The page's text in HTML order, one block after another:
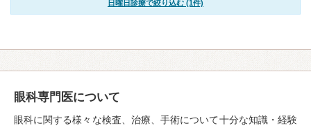
日曜日診療で絞り込む (1件)
眼科専門医について
眼科に関する様々な検査、治療、手術について十分な知識・経験